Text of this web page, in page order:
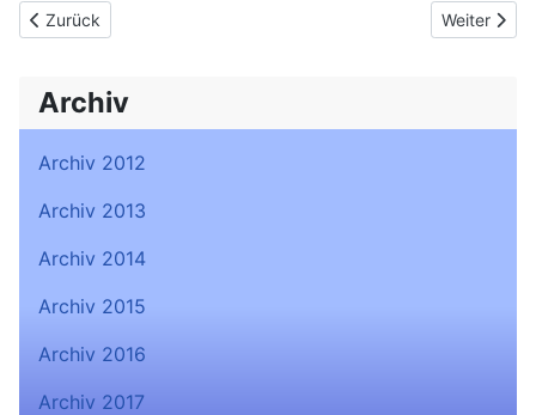
Previous article: Herbst-Arbeitseinsatz (18. Okt. 2014)
Zurück Next
Weiter
Archiv
Archiv 2012
Archiv 2013
Archiv 2014
Archiv 2015
Archiv 2016
Archiv 2017